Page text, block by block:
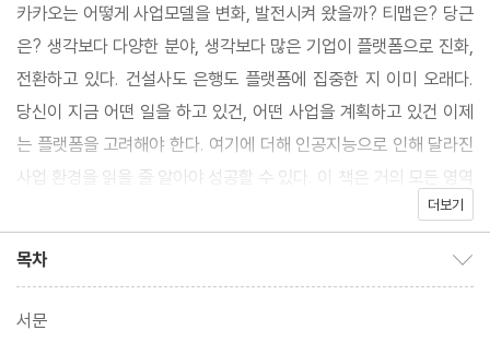
카카오는 어떻게 사업모델을 변화, 발전시켜 왔을까? 티맵은? 당근
은? 생각보다 다양한 분야, 생각보다 많은 기업이 플랫폼으로 진화,
전환하고 있다. 건설사도 은행도 플랫폼에 집중한 지 이미 오래다.
당신이 지금 어떤 일을 하고 있건, 어떤 사업을 계획하고 있건 이제
는 플랫폼을 고려해야 한다. 여기에 더해 인공지능으로 인해 달라진
사업 환경을 읽을 줄 알아야 성공할 수 있다. 이 책은 거의 모든 영역
의 사업을 플랫폼으로 확장, 진화할 수 있는 아이디어를 제공하며,
경쟁력과 성공의 열쇠를 쥐어준다.
더보기
목차
서문